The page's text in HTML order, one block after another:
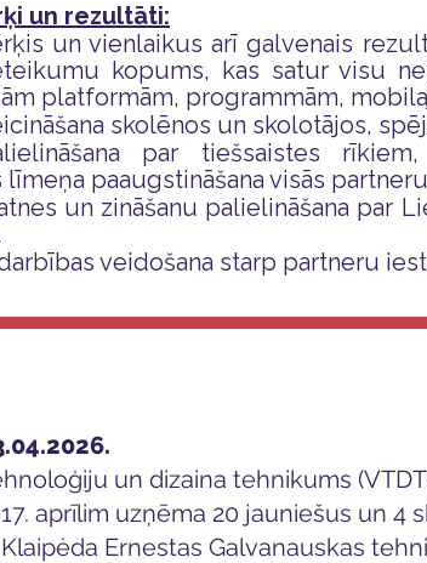
un rezultāti:
un vienlaikus arī galvenais
kopums, kas satur visu
platformām, programmām,
skolēnos un skolotājos,
par tiešsaistes
paaugstināšana visās
un zināšanu palielināšana par
veidošana starp partneru
un dizaina tehnikums
aprīlim uzņēma 20 jauniešus un
Ernestas Galvanauskas